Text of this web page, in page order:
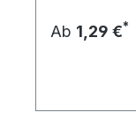
Ab 1,29 €*